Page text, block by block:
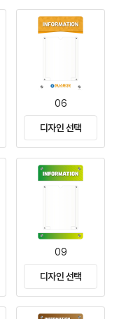
06
디자인 선택
09
디자인 선택